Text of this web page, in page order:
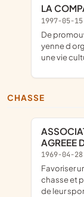
LA
1997-05-15
de promouvoir une activite theatrale dans le canton de
yenne d
une vie
CHASSE
ASSOCIATION COMMUNALE DE CHASSE
AGREEE
1969-04-28
favoriser une meilleur organisation technique de la
chasse et
de leur